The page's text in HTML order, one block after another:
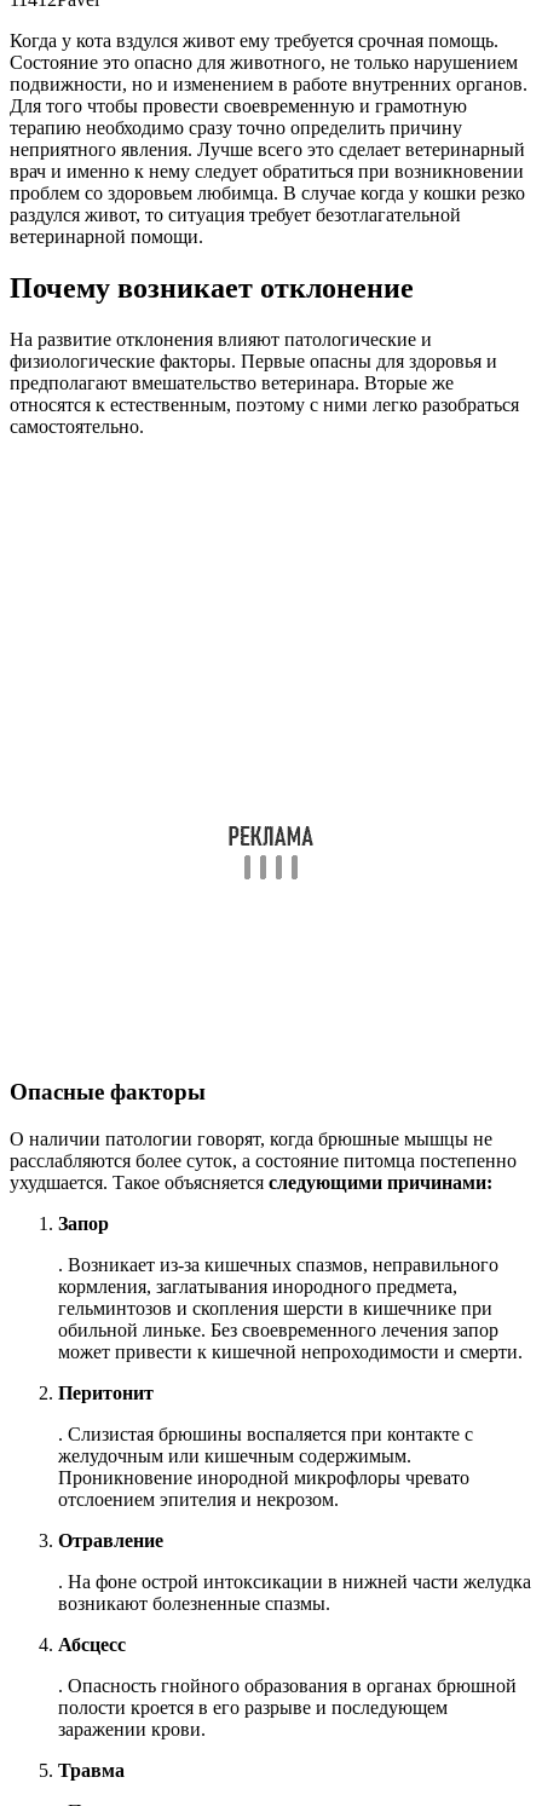
Когда у кота вздулся живот ему требуется срочная помощь.
Состояние это опасно для животного, не только нарушением
подвижности, но и изменением в работе внутренних органов.
Для того чтобы провести своевременную и грамотную
терапию необходимо сразу точно определить причину
неприятного явления. Лучше всего это сделает ветеринарный
врач и именно к нему следует обратиться при возникновении
проблем со здоровьем любимца. В случае когда у кошки резко
раздулся живот, то ситуация требует безотлагательной
ветеринарной помощи.
Почему возникает отклонение
На развитие отклонения влияют патологические и
физиологические факторы. Первые опасны для здоровья и
предполагают вмешательство ветеринара. Вторые же
относятся к естественным, поэтому с ними легко разобраться
самостоятельно.
Опасные факторы
О наличии патологии говорят, когда брюшные мышцы не
расслабляются более суток, а состояние питомца постепенно
ухудшается. Такое объясняется следующими причинами:
Запор
. Возникает из-за кишечных спазмов, неправильного
кормления, заглатывания инородного предмета,
гельминтозов и скопления шерсти в кишечнике при
обильной линьке. Без своевременного лечения запор
может привести к кишечной непроходимости и смерти.
Перитонит
. Слизистая брюшины воспаляется при контакте с
желудочным или кишечным содержимым.
Проникновение инородной микрофлоры чревато
отслоением эпителия и некрозом.
Отравление
. На фоне острой интоксикации в нижней части желудка
возникают болезненные спазмы.
Абсцесс
. Опасность гнойного образования в органах брюшной
полости кроется в его разрыве и последующем
заражении крови.
Травма